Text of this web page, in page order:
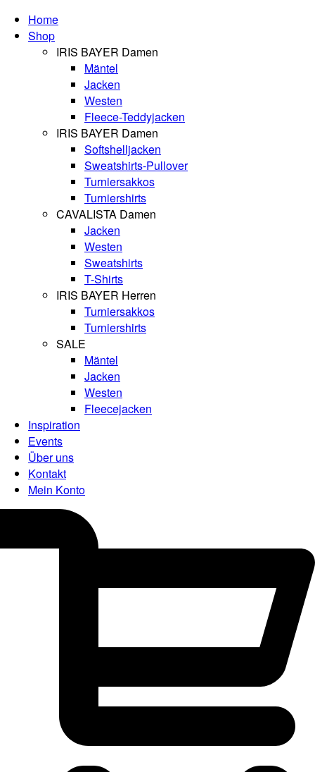
Home
Shop
IRIS BAYER Damen
Mäntel
Jacken
Westen
Fleece-Teddyjacken
IRIS BAYER Damen
Softshelljacken
Sweatshirts-Pullover
Turniersakkos
Turniershirts
CAVALISTA Damen
Jacken
Westen
Sweatshirts
T-Shirts
IRIS BAYER Herren
Turniersakkos
Turniershirts
SALE
Mäntel
Jacken
Westen
Fleecejacken
Inspiration
Events
Über uns
Kontakt
Mein Konto